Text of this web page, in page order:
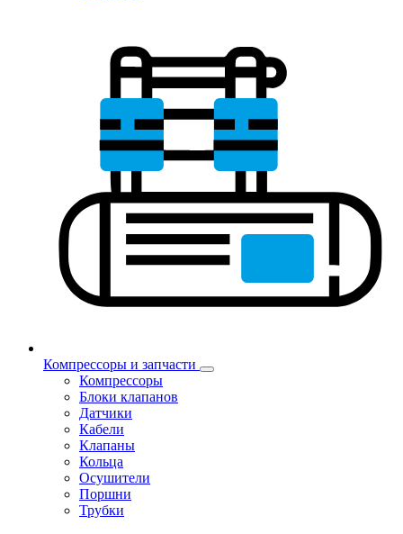
Компрессоры и запчасти
Компрессоры
Блоки клапанов
Датчики
Кабели
Клапаны
Кольца
Осушители
Поршни
Трубки